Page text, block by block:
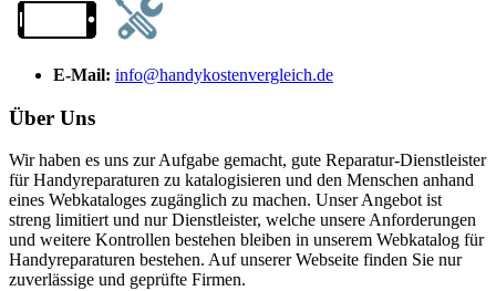
E-Mail: info@handykostenvergleich.de
Über Uns
Wir haben es uns zur Aufgabe gemacht, gute Reparatur-Dienstleister
für Handyreparaturen zu katalogisieren und den Menschen anhand
eines Webkataloges zugänglich zu machen. Unser Angebot ist
streng limitiert und nur Dienstleister, welche unsere Anforderungen
und weitere Kontrollen bestehen bleiben in unserem Webkatalog für
Handyreparaturen bestehen. Auf unserer Webseite finden Sie nur
zuverlässige und geprüfte Firmen.